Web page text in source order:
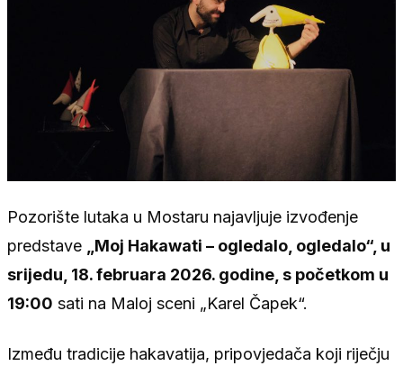
Pozorište lutaka u Mostaru najavljuje izvođenje
predstave
„Moj Hakawati – ogledalo, ogledalo“, u
srijedu, 18. februara 2026. godine, s početkom u
19:00 sati na Maloj sceni „Karel Čapek“.
Između tradicije hakavatija, pripovjedača koji riječju